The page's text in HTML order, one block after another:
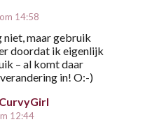
14:58
niet, maar gebruik
doordat ik eigenlijk
– al komt daar
in! O:-)
12:44